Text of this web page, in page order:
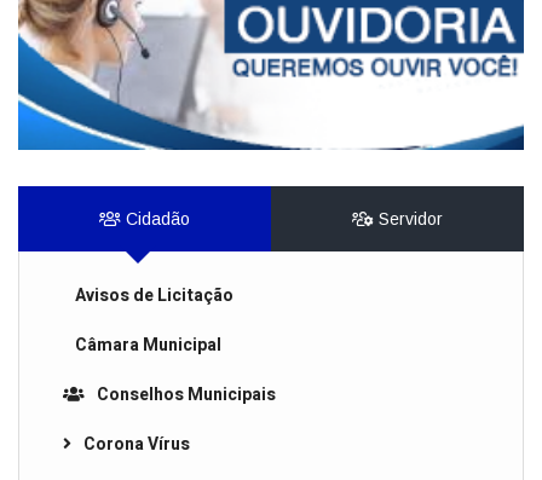
Cidadão Servidor
Avisos de Licitação
Câmara Municipal
Conselhos Municipais
Corona Vírus